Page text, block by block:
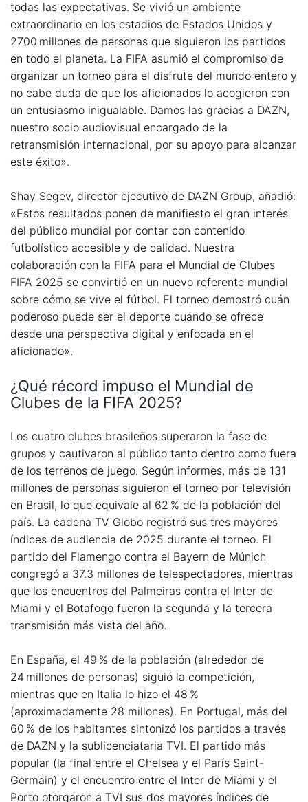
todas las expectativas. Se vivió un ambiente
extraordinario en los estadios de Estados Unidos y
2700 millones de personas que siguieron los partidos
en todo el planeta. La FIFA asumió el compromiso de
organizar un torneo para el disfrute del mundo entero y
no cabe duda de que los aficionados lo acogieron con
un entusiasmo inigualable. Damos las gracias a DAZN,
nuestro socio audiovisual encargado de la
retransmisión internacional, por su apoyo para alcanzar
este éxito».
Shay Segev, director ejecutivo de DAZN Group, añadió:
«Estos resultados ponen de manifiesto el gran interés
del público mundial por contar con contenido
futbolístico accesible y de calidad. Nuestra
colaboración con la FIFA para el Mundial de Clubes
FIFA 2025 se convirtió en un nuevo referente mundial
sobre cómo se vive el fútbol. El torneo demostró cuán
poderoso puede ser el deporte cuando se ofrece
desde una perspectiva digital y enfocada en el
aficionado».
¿Qué récord impuso el Mundial de
Clubes de la FIFA 2025?
Los cuatro clubes brasileños superaron la fase de
grupos y cautivaron al público tanto dentro como fuera
de los terrenos de juego. Según informes, más de 131
millones de personas siguieron el torneo por televisión
en Brasil, lo que equivale al 62 % de la población del
país. La cadena TV Globo registró sus tres mayores
índices de audiencia de 2025 durante el torneo. El
partido del Flamengo contra el Bayern de Múnich
congregó a 37.3 millones de telespectadores, mientras
que los encuentros del Palmeiras contra el Inter de
Miami y el Botafogo fueron la segunda y la tercera
transmisión más vista del año.
En España, el 49 % de la población (alrededor de
24 millones de personas) siguió la competición,
mientras que en Italia lo hizo el 48 %
(aproximadamente 28 millones). En Portugal, más del
60 % de los habitantes sintonizó los partidos a través
de DAZN y la sublicenciataria TVI. El partido más
popular (la final entre el Chelsea y el París Saint-
Germain) y el encuentro entre el Inter de Miami y el
Porto otorgaron a TVI sus dos mayores índices de